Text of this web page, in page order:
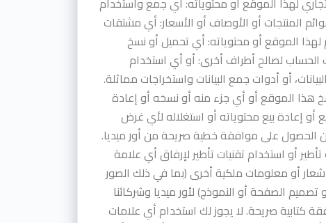
المنتجات أو الأوصاف أو الأسعار: أي مشتقات
لهذا الموقع أو محتوياته: أي تحميل أو نسخ
الحساب لصالح أطراف أخرى: أو أي استخدام
أو أدوات جمع البيانات واستخراجات مماثلة.
هذا الموقع أو أي جزء منه أو نسخه أو إعادة
أو إعادة بيع محتوياته أو استغلاله لأي غرض
الحصول على موافقة خطية صريحة من أور ميديا.
تأطير أو استخدام تقنيات تأطير لإرفاق أي علامة
شعار أو معلومات ملكية أخرى (بما في ذلك الصور
تصميم الصفحة أو النموذج) لأور ميديا وشركائنا
كتابية صريحة. لا يجوز لك استخدام أي علامات